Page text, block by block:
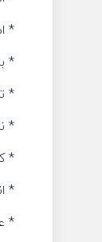
*
*
*
*
*
* انتصاب ۲ رییس
*